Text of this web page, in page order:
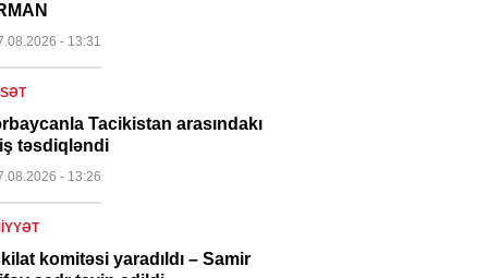
- 13:31
Tacikistan arasındakı
təsdiqləndi
- 13:26
komitəsi yaradıldı – Samir